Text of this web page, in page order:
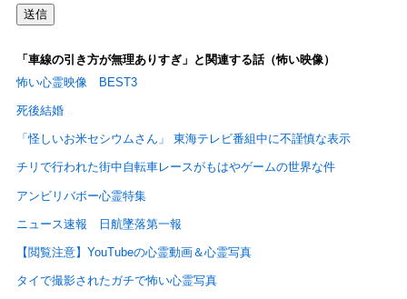
「車線の引き方が無理ありすぎ」と関連する話（怖い映像）
怖い心霊映像 BEST3
死後結婚
「怪しいお米セシウムさん」 東海テレビ番組中に不謹慎な表示
チリで行われた街中自転車レースがもはやゲームの世界な件
アンビリバボー心霊特集
ニュース速報 日航墜落第一報
【閲覧注意】YouTubeの心霊動画＆心霊写真
タイで撮影されたガチで怖い心霊写真